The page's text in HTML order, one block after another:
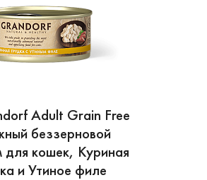
Adult Grain Free
беззерновой
для кошек, Куриная
и Утиное филе